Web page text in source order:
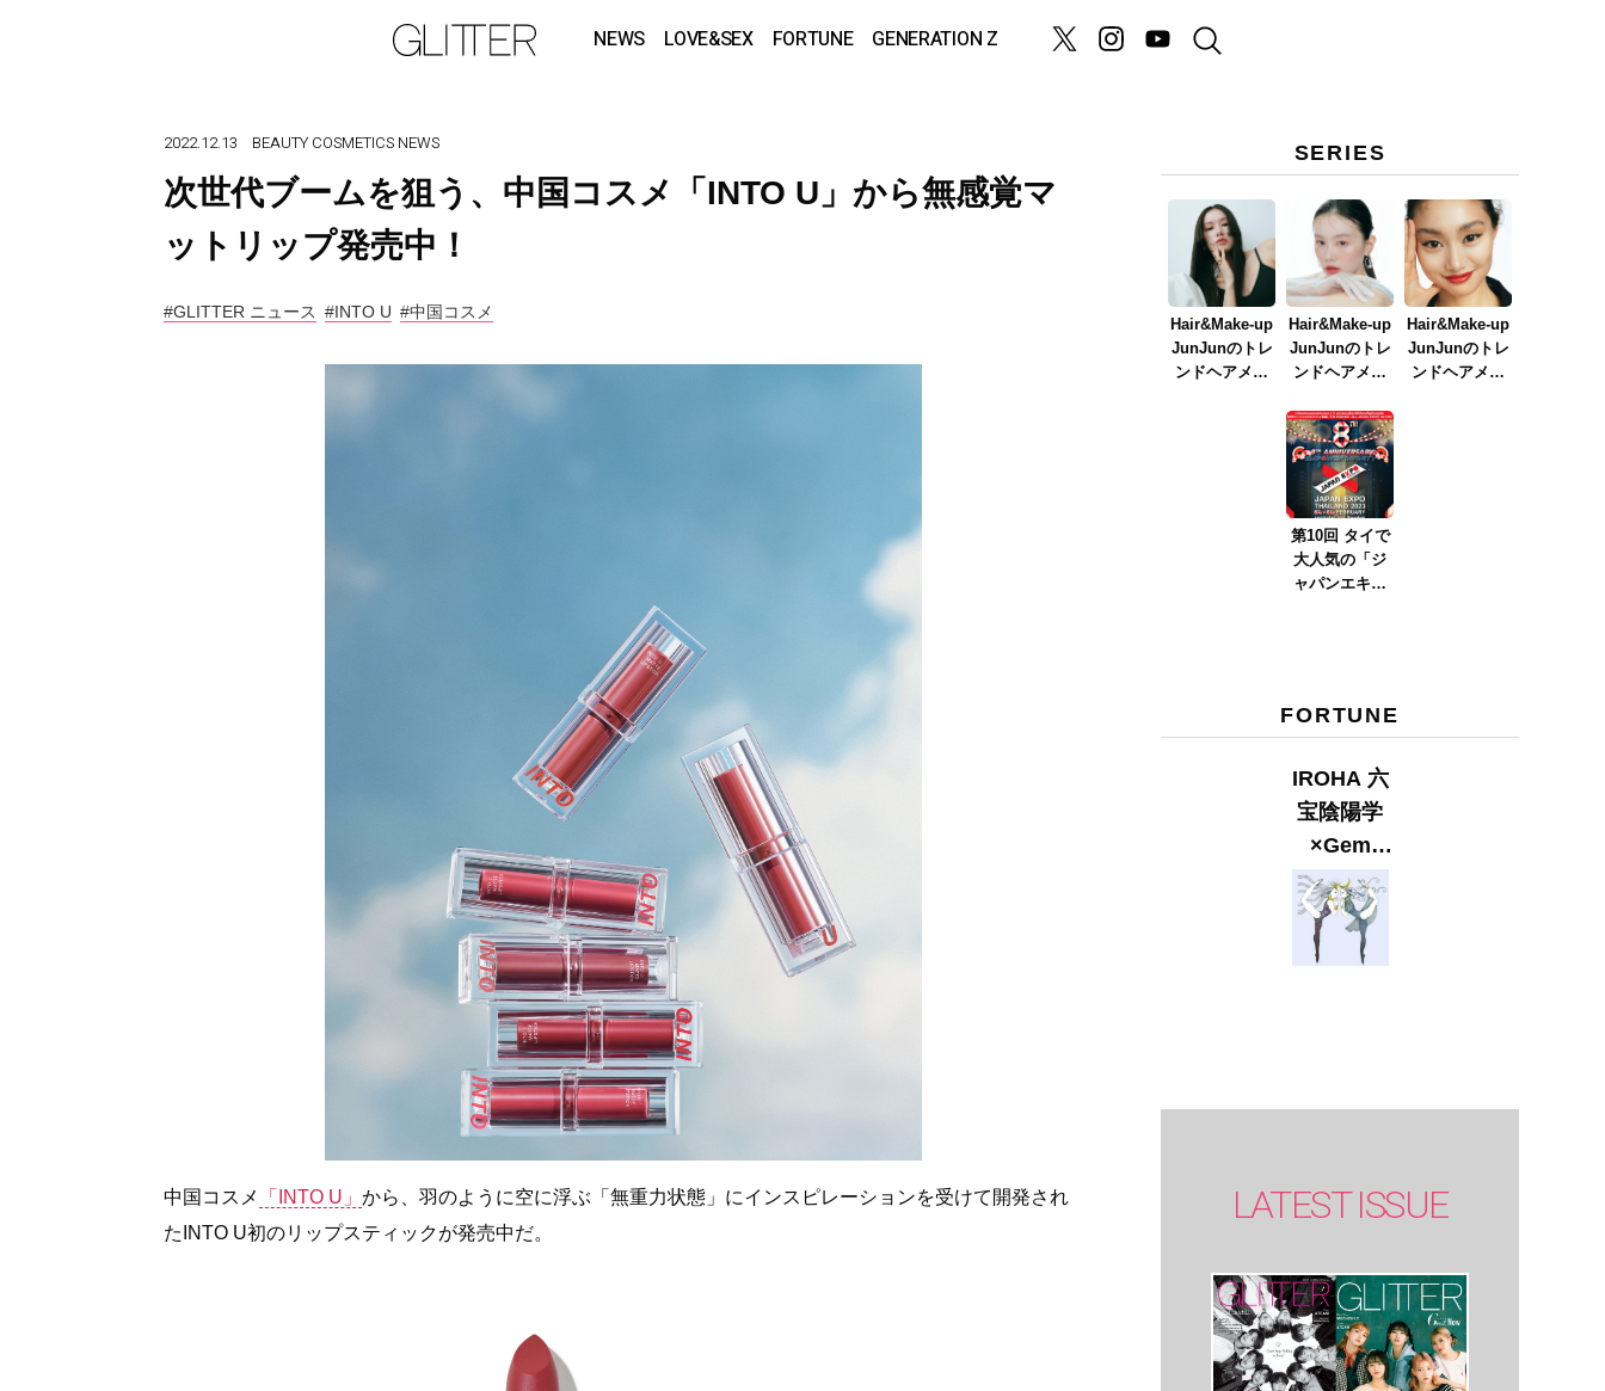
NEWS LOVE&SEX FORTUNE GENERATION Z
2022.12.13 BEAUTY COSMETICS NEWS
次世代ブームを狙う、中国コスメ「INTO U」から無感覚マ
ットリップ発売中！
#GLITTER ニュース #INTO U #中国コスメ
中国コスメ 「INTO U」 から、羽のように空に浮ぶ「無重力状態」にインスピレーションを受けて開発され
たINTO U初のリップスティックが発売中だ。
SERIES
Hair&Make-up
JunJunのトレ
ンドヘアメイ
Hair&Make-up
JunJunのトレ
ンドヘアメイ
イク
ver.2023』
Hair&Make-up
JunJunのトレ
ンドヘアメイ
第10回 タイで
大人気の「ジ
ャパンエキス
FORTUNE
IROHA 六
宝陰陽学
×Gem
Muse
【GLITTER
2023
LATEST ISSUE